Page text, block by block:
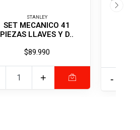
STANLEY
SET MECANICO 41
PIEZAS LLAVES Y D..
$89.990
+ -